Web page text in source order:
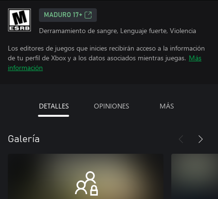
MADURO 17+
Derramamiento de sangre, Lenguaje fuerte, Violencia
Los editores de juegos que inicies recibirán acceso a la información
de tu perfil de Xbox y a los datos asociados mientras juegas. Más
información
DETALLES OPINIONES MÁS
Galería